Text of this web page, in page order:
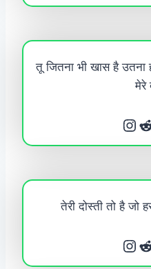
तू जितना भी खास है उतना
मेरे
Instagram Reddit
तेरी दोस्ती तो है जो
Instagram Reddit